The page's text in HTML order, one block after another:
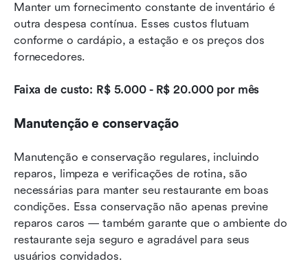
Manter um fornecimento constante de inventário é
outra despesa contínua. Esses custos flutuam
conforme o cardápio, a estação e os preços dos
fornecedores.
Faixa de custo: R$ 5.000 - R$ 20.000 por mês
Manutenção e conservação
Manutenção e conservação regulares, incluindo
reparos, limpeza e verificações de rotina, são
necessárias para manter seu restaurante em boas
condições. Essa conservação não apenas previne
reparos caros — também garante que o ambiente do
restaurante seja seguro e agradável para seus
usuários convidados.